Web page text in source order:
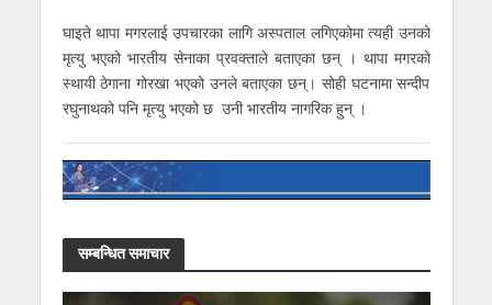
घाइते थापा मगरलाई उपचारका लागि अस्पताल लगिएकोमा त्यही उनको
मृत्यु भएको भारतीय सेनाका प्रवक्ताले बताएका छन् । थापा मगरको
स्थायी ठेगाना गोरखा भएको उनले बताएका छन्। सोही घटनामा सन्दीप
रघुनाथको पनि मृत्यु भएको छ उनी भारतीय नागरिक हुन् ।
सम्बन्धित समाचार